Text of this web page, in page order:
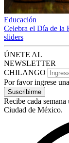
Educación
Celebra el Día de la
sliders
ÚNETE AL
NEWSLETTER
CHILANGO
Por favor ingrese
Suscribirme
Recibe cada
Ciudad de México.